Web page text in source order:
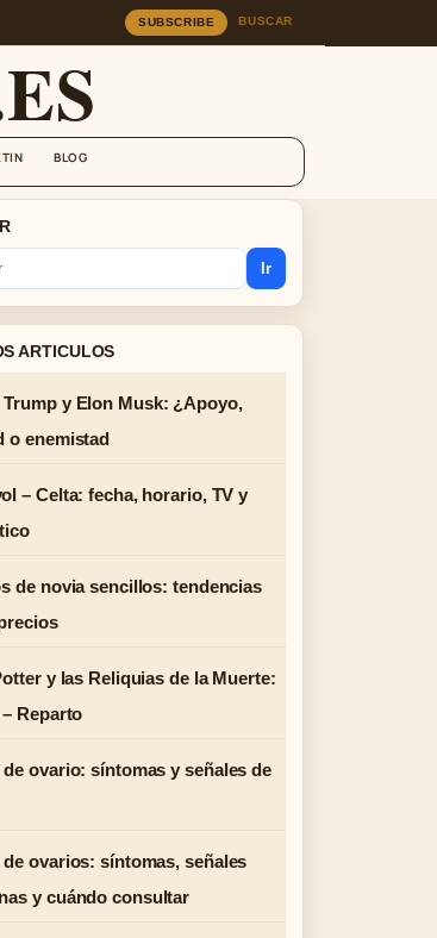
SUBSCRIBE BUSCAR
BLOG
Ir
ARTICULOS
Trump y Elon Musk: ¿Apoyo,
o enemistad
– Celta: fecha, horario, TV y
de novia sencillos: tendencias
y las Reliquias de la Muerte:
Reparto
de ovario: síntomas y señales de
de ovarios: síntomas, señales
y cuándo consultar